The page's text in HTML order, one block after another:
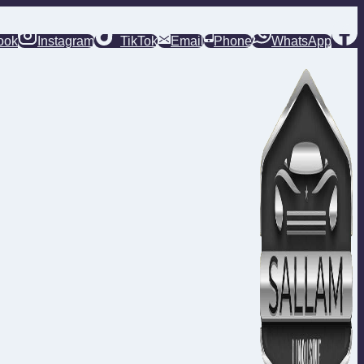
إلى
Instagram TikTok Email Phone WhatsApp